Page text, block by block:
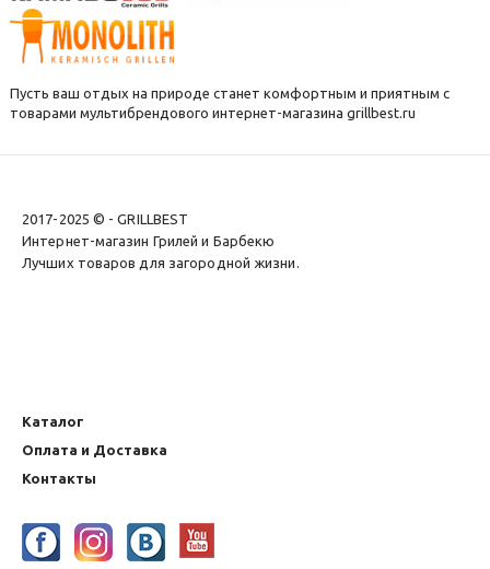
Пусть ваш отдых на природе станет комфортным и приятным с
товарами мультибрендового интернет-магазина grillbest.ru
2017-2025 © - GRILLBEST
Интернет-магазин Грилей и Барбекю
Лучших товаров для загородной жизни.
Каталог
Оплата и Доставка
Контакты